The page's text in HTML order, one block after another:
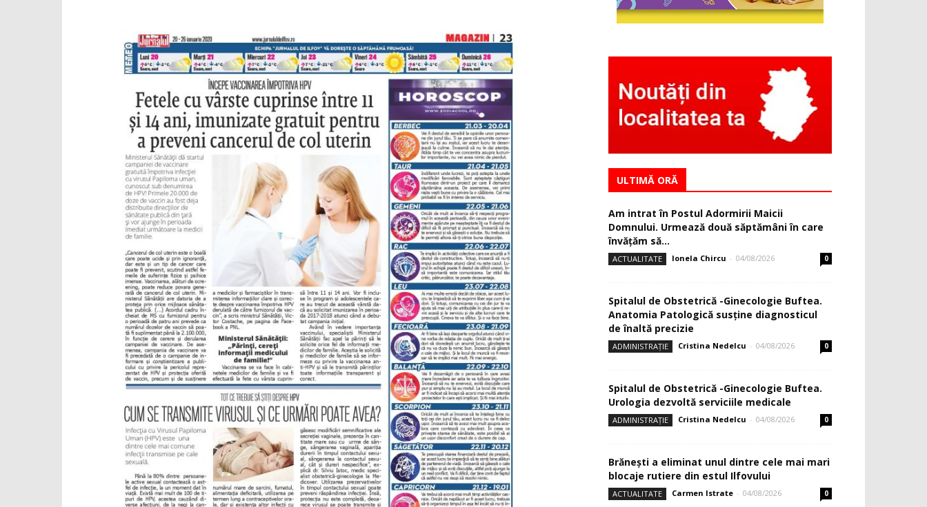
ULTIMĂ ORĂ
Am intrat în Postul Adormirii Maicii
Domnului. Urmează două săptămâni în care
învăţăm să...
ACTUALITATE Ionela Chircu - 04/08/2026 0
Spitalul de Obstetrică -Ginecologie Buftea.
Anatomia Patologică susţine diagnosticul
de înaltă precizie
ADMINISTRAȚIE Cristina Nedelcu - 04/08/2026 0
Spitalul de Obstetrică -Ginecologie Buftea.
Urologia dezvoltă serviciile medicale
ADMINISTRAȚIE Cristina Nedelcu - 04/08/2026 0
Brănești a eliminat unul dintre cele mai mari
blocaje rutiere din estul Ilfovului
ACTUALITATE Carmen Istrate - 04/08/2026 0